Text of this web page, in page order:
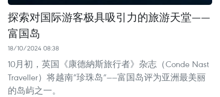
探索对国际游客极具吸引力的旅游天堂——
富国岛
18/10/2024 08:38
10月初，英国《康德納斯旅行者》杂志（Conde Nast
Traveller）将越南“珍珠岛”——富国岛评为亚洲最美丽
的岛屿之一。